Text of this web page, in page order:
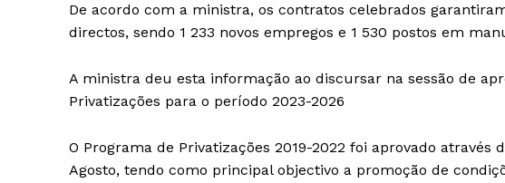
De acordo com a ministra, os contratos celebrados
directos, sendo 1 233 novos empregos e 1 530 postos em
A ministra deu esta informação ao discursar na sessão de
Privatizações para o período 2023-2026
O Programa de Privatizações 2019-2022 foi aprovado através
Agosto, tendo como principal objectivo a promoção de